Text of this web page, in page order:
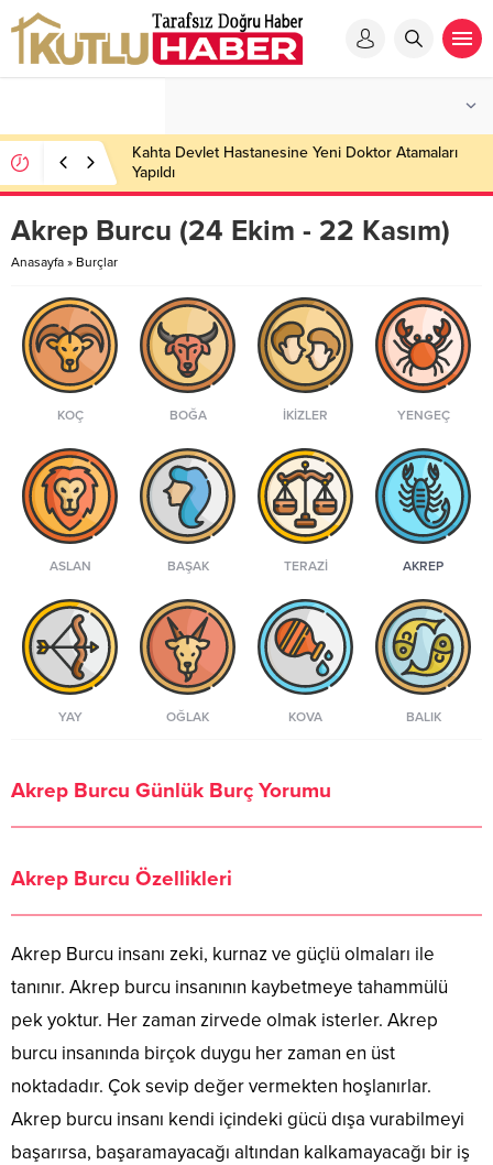
Kahta Devlet Hastanesine Yeni Doktor Atamaları
Yapıldı
Akrep Burcu (24 Ekim - 22 Kasım)
Anasayfa » Burçlar
KOÇ BOĞA İKIZLER YENGEÇ
ASLAN BAŞAK TERAZI AKREP
YAY OĞLAK KOVA BALIK
Akrep Burcu Günlük Burç Yorumu
Akrep Burcu Özellikleri
Akrep Burcu insanı zeki, kurnaz ve güçlü olmaları ile
tanınır. Akrep burcu insanının kaybetmeye tahammülü
pek yoktur. Her zaman zirvede olmak isterler. Akrep
burcu insanında birçok duygu her zaman en üst
noktadadır. Çok sevip değer vermekten hoşlanırlar.
Akrep burcu insanı kendi içindeki gücü dışa vurabilmeyi
başarırsa, başaramayacağı altından kalkamayacağı bir iş